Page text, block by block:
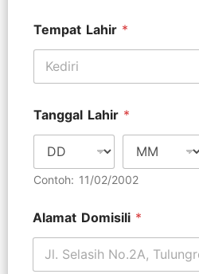
Tempat Lahir *
Tanggal Lahir *
Contoh: 11/02/2002
Alamat Domisili *